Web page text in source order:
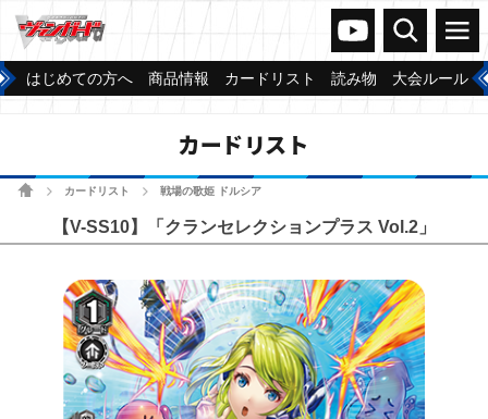
ヴァンガードch
検索 メニュー
はじめての方へ 商品情報 カードリスト 読み物 大会ルール
カードリスト
ホームカードリスト 戦場の歌姫 ドルシア
【V-SS10】「クランセレクションプラス Vol.2」